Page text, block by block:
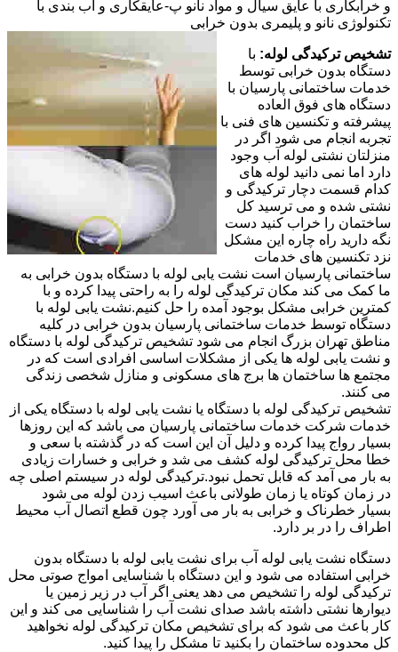
و خرابکاری با عایق سیال و مواد نانو پ-عایقکاری و آب بندی با
تکنولوژی نانو و پلیمری بدون خرابی
تشخیص ترکیدگی لوله: با
دستگاه بدون خرابی توسط
خدمات ساختمانی پارسیان با
دستگاه های فوق العاده
پیشرفته و تکنسین های فنی با
تجربه انجام می شود اگر در
منزلتان نشتی لوله آب وجود
دارد اما نمی دانید لوله های
کدام قسمت دچار ترکیدگی و
نشتی شده و می ترسید کل
ساختمان را خراب کنید دست
نگه دارید راه چاره این مشکل
نزد تکنسین های خدمات
ساختمانی پارسیان است نشت یابی لوله با دستگاه بدون خرابی به
ما کمک می کند مکان ترکیدگی لوله را به راحتی پیدا کرده و با
کمترین خرابی مشکل بوجود آمده را حل کنیم.نشت یابی لوله با
دستگاه توسط خدمات ساختمانی پارسیان بدون خرابی در کلیه
مناطق تهران بزرگ انجام می شود تشخیص ترکیدگی لوله با دستگاه
و نشت یابی لوله ها یکی از مشکلات اساسی افرادی است که در
مجتمع ها ساختمان ها برج های مسکونی و منازل شخصی زندگی
می کنند.
تشخیص ترکیدگی لوله با دستگاه یا نشت یابی لوله با دستگاه یکی از
خدمات شرکت خدمات ساختمانی پارسیان می باشد که این روزها
بسیار رواج پیدا کرده و دلیل آن این است که در گذشته با سعی و
خطا محل ترکیدگی لوله کشف می شد و خرابی و خسارات زیادی
به بار می آمد که قابل تحمل نبود.ترکیدگی لوله در سیستم اصلی چه
در زمان کوتاه یا زمان طولانی باعث اسیب زدن لوله می شود
بسیار خطرناک و خرابی به بار می آورد چون قطع اتصال آب محیط
اطراف را در بر دارد.
دستگاه نشت یابی لوله آب برای نشت یابی لوله با دستگاه بدون
خرابی استفاده می شود و این دستگاه با شناسایی امواج صوتی محل
ترکیدگی لوله را تشخیص می دهد یعنی اگر آب در زیر زمین یا
دیوارها نشتی داشته باشد صدای نشت آب را شناسایی می کند و این
کار باعث می شود که برای تشخیص مکان ترکیدگی لوله نخواهید
کل محدوده ساختمان را بکنید تا مشکل را پیدا کنید.